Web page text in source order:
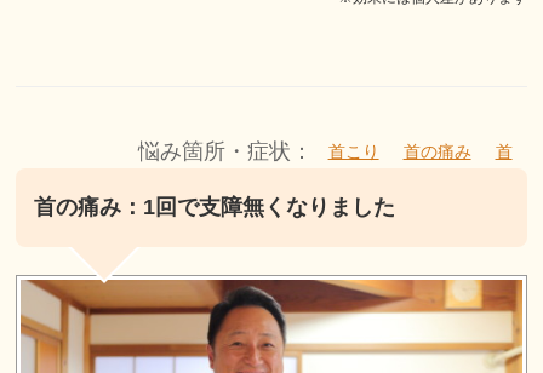
悩み箇所・症状： 首こり 首の痛み 首
首の痛み：1回で支障無くなりました